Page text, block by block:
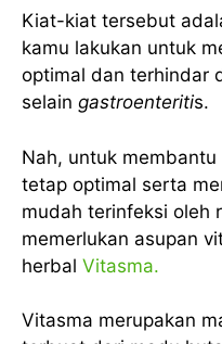
Kiat-kiat tersebut
kamu lakukan untuk
optimal dan terhindar
selain gastroenteritis.
Nah, untuk
tetap optimal serta
mudah terinfeksi oleh
memerlukan asupan
herbal Vitasma.
Vitasma merupakan